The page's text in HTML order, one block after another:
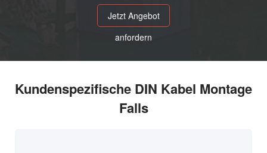
Jetzt Angebot
anfordern
Kundenspezifische DIN Kabel Montage
Falls